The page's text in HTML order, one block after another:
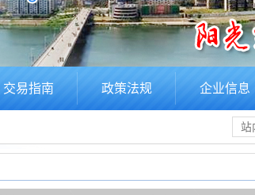
交易指南 政策法规 企业信息